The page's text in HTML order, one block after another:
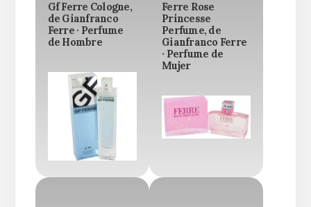
Gf Ferre Cologne,
de Gianfranco
Ferre · Perfume
de Hombre
Ferre Rose
Princesse
Perfume, de
Gianfranco Ferre
· Perfume de
Mujer